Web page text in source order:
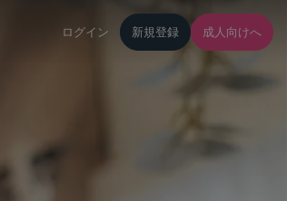
ログイン 新規登録 成人向けへ